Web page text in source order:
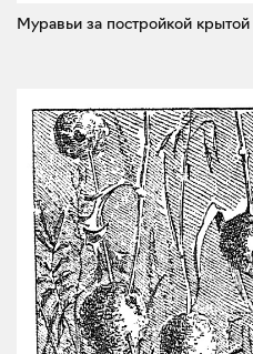
Муравьи за постройкой